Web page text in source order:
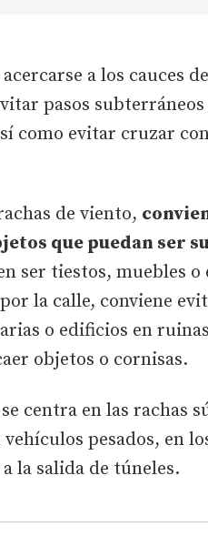
a los cauces
pasos subterráneos
como evitar cruzar
de viento,
que puedan ser
ser tiestos, muebles o
la calle, conviene
o edificios en
objetos o cornisas.
centra en las rachas
pesados, en
la salida de túneles.